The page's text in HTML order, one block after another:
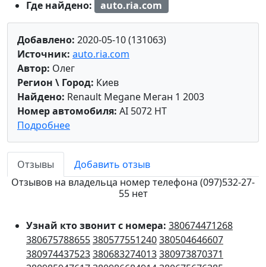
Где найдено:
auto.ria.com
Добавлено: 2020-05-10 (131063)
Источник: auto.ria.com
Автор: Олег
Регион \ Город: Киев
Найдено: Renault Megane Меган 1 2003
Номер автомобиля: AI 5072 HT
Подробнее
Отзывы
Добавить отзыв
Отзывов на владельца номер телефона (097)532-27-
55 нет
Узнай кто звонит с номера: 380674471268
380675788655380577551240380504646607
380974437523380683274013380973870371